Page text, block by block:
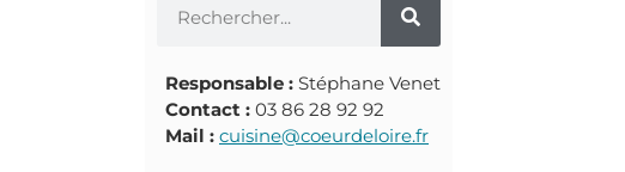
Responsable : Stéphane Venet
Contact : 03 86 28 92 92
Mail : cuisine@coeurdeloire.fr